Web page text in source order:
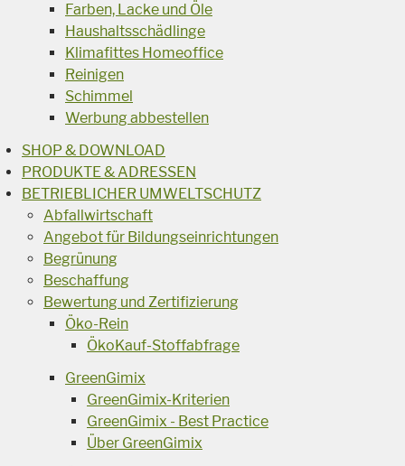
Farben, Lacke und Öle
Haushaltsschädlinge
Klimafittes Homeoffice
Reinigen
Schimmel
Werbung abbestellen
SHOP & DOWNLOAD
PRODUKTE & ADRESSEN
BETRIEBLICHER UMWELTSCHUTZ
Abfallwirtschaft
Angebot für Bildungseinrichtungen
Begrünung
Beschaffung
Bewertung und Zertifizierung
Öko-Rein
ÖkoKauf-Stoffabfrage
GreenGimix
GreenGimix-Kriterien
GreenGimix - Best Practice
Über GreenGimix